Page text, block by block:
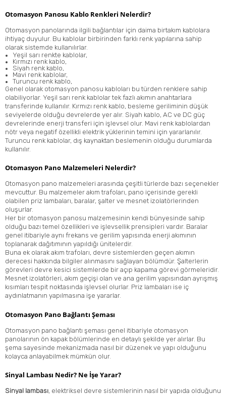
Otomasyon Panosu Kablo Renkleri Nelerdir?
Otomasyon panolarında ilgili bağlantılar için daima birtakım kablolara
ihtiyaç duyulur. Bu kablolar birbirinden farklı renk yapılarına sahip
olarak sistemde kullanılırlar.
Yeşil sarı renkte kablolar,
Kırmızı renk kablo,
Siyah renk kablo,
Mavi renk kablolar,
Turuncu renk kablo,
Genel olarak otomasyon panosu kabloları bu türden renklere sahip
olabiliyorlar. Yeşil sarı renk kablolar tek fazlı akımın anahtarlara
transferinde kullanılır. Kırmızı renk kablo, besleme geriliminin düşük
seviyelerde olduğu devrelerde yer alır. Siyah kablo, AC ve DC güç
devrelerinde enerji transferi için işlevsel olur. Mavi renk kablolardan
nötr veya negatif özellikli elektrik yüklerinin temini için yararlanılır.
Turuncu renk kablolar, dış kaynaktan beslemenin olduğu durumlarda
kullanılır.
Otomasyon Pano Malzemeleri Nelerdir?
Otomasyon pano malzemeleri arasında çeşitli türlerde bazı seçenekler
mevcuttur. Bu malzemeler akım trafoları, pano içerisinde gerekli
olabilen priz lambaları, baralar, şalter ve mesnet izolatörlerinden
oluşurlar.
Her bir otomasyon panosu malzemesinin kendi bünyesinde sahip
olduğu bazı temel özellikleri ve işlevsellik prensipleri vardır. Baralar
genel itibariyle aynı frekans ve gerilim yapısında enerji akımının
toplanarak dağıtımının yapıldığı ünitelerdir.
Buna ek olarak akım trafoları, devre sistemlerden geçen akımın
derecesi hakkında bilgiler alınmasını sağlayan bölümdür. Şalterlerin
görevleri devre kesici sistemlerde bir açıp kapama görevi görmeleridir.
Mesnet izolatörleri, akım geçişi olan ve ana gerilim yapısından ayrışmış
kısımları tespit noktasında işlevsel olurlar. Priz lambaları ise iç
aydınlatmanın yapılmasına işe yararlar.
Otomasyon Pano Bağlantı Şeması
Otomasyon pano bağlantı şeması genel itibariyle otomasyon
panolarının ön kapak bölümlerinde en detaylı şekilde yer alırlar. Bu
şema sayesinde mekanizmada nasıl bir düzenek ve yapı olduğunu
kolayca anlayabilmek mümkün olur.
Sinyal Lambası Nedir? Ne İşe Yarar?
Sinyal lambası, elektriksel devre sistemlerinin nasıl bir yapıda olduğunu